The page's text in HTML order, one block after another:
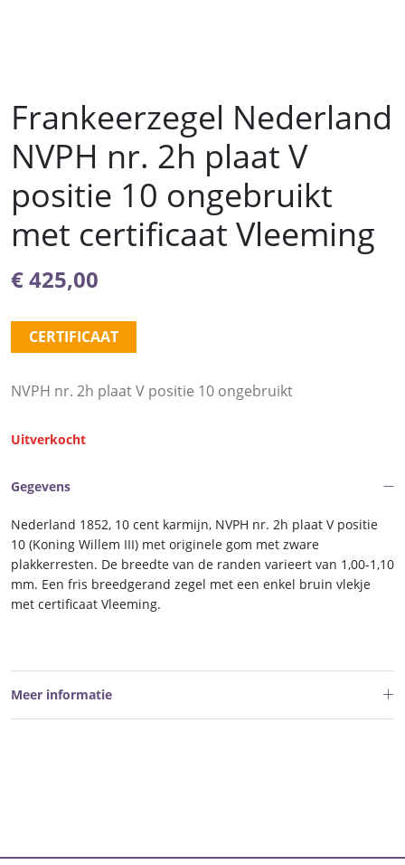
Frankeerzegel Nederland
NVPH nr. 2h plaat V
positie 10 ongebruikt
met certificaat Vleeming
€425,00
CERTIFICAAT
NVPH nr. 2h plaat V positie 10 ongebruikt
Uitverkocht
Gegevens
Nederland 1852, 10 cent karmijn, NVPH nr. 2h plaat V positie
10 (Koning Willem III) met originele gom met zware
plakkerresten. De breedte van de randen varieert van 1,00-1,10
mm. Een fris breedgerand zegel met een enkel bruin vlekje
met certificaat Vleeming.
Meer informatie